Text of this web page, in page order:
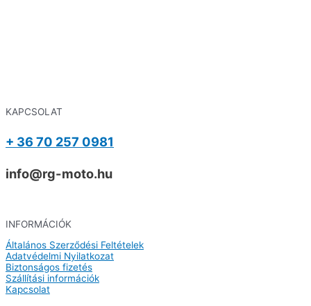
KAPCSOLAT
+ 36 70 257 0981
info@rg-moto.hu
INFORMÁCIÓK
Általános Szerződési Feltételek
Adatvédelmi Nyilatkozat
Biztonságos fizetés
Szállítási információk
Kapcsolat